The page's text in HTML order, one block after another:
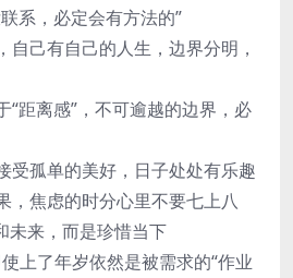
系，必定会有方法的”
自己有自己的人生，边界分明，
“距离感”，不可逾越的边界，必
受孤单的美好，日子处处有乐趣
，焦虑的时分心里不要七上八
未来，而是珍惜当下
上了年岁依然是被需求的“作业